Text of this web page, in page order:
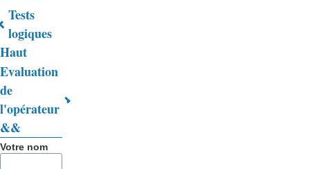
Liens
transversaux
de
livre
pour
Trucs
Tests
logiques
Haut
Evaluation
de
l'opérateur
&&
Votre nom